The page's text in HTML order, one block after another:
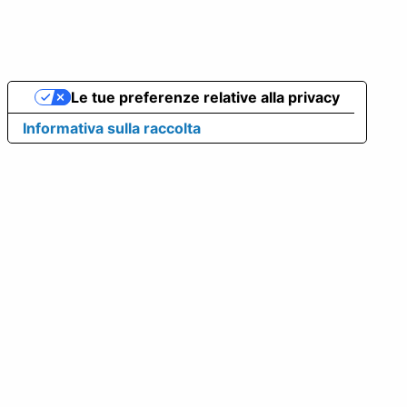
Informativa sulla raccolta
Le tue preferenze relative alla privacy